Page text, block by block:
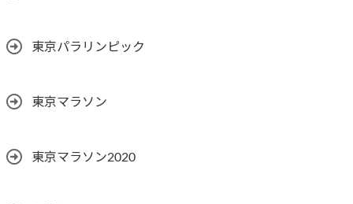
東京パラリンピック
東京マラソン
東京マラソン2020